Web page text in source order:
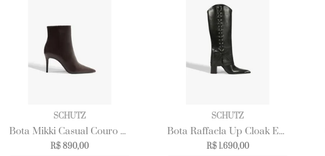
SCHUTZ
Bota Mikki Casual Couro Marrom Escuro
R$ 890,00
SCHUTZ
Bota Raffaela Up Cloak Eyelets Couro Preta
R$ 1.690,00